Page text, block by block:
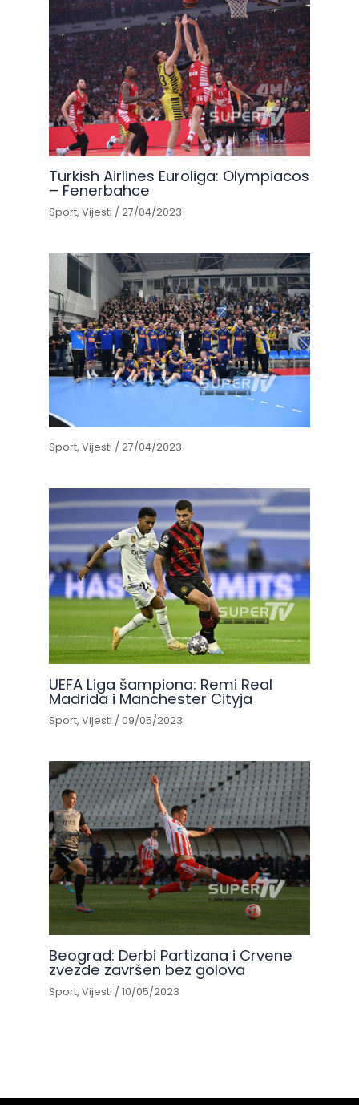
Turkish Airlines Euroliga: Olympiacos
– Fenerbahce
Sport,Vijesti /27/04/2023
Sport,Vijesti /27/04/2023
UEFA Liga šampiona: Remi Real
Madrida i Manchester Cityja
Sport,Vijesti /09/05/2023
Beograd: Derbi Partizana i Crvene
zvezde završen bez golova
Sport,Vijesti /10/05/2023